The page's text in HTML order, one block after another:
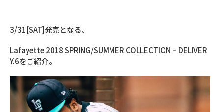
3/31[SAT]発売となる、
Lafayette 2018 SPRING/SUMMER COLLECTION – DELIVER
Y.6をご紹介。